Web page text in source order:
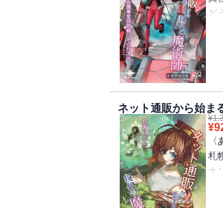
第
し
は
日
か
ま
た。
戦
っ
ら
く
ど
だ
す
か
戦
堂
ネット通販から始
¥
¥
〈
札
ナ